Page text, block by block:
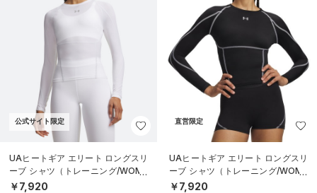
公式サイト限定
UAヒートギア エリート ロングスリ
ーブ シャツ（トレーニング/WOME
N）
￥7,920
直営限定
UAヒートギア エリート ロングスリ
ーブ シャツ（トレーニング/WOME
N）
￥7,920